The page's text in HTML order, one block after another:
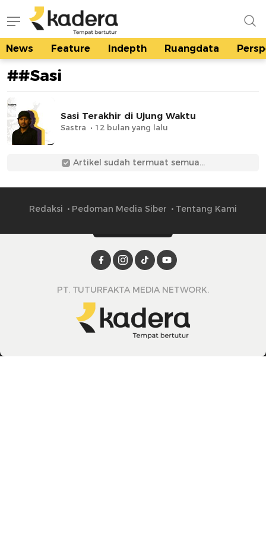
kadera.id
Tempat bertutur
News Feature Indepth Ruangdata
##Sasi
Sasi Terakhir di Ujung Waktu
Sastra 12 bulan yang lalu
Artikel sudah termuat semua...
Redaksi Pedoman Media Siber Tentang Kami
PT. TUTURFAKTA MEDIA NETWORK.